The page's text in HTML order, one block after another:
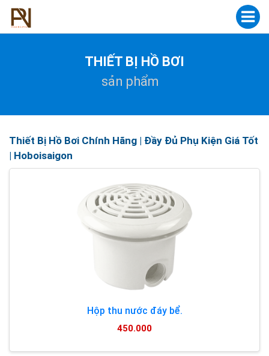
THIẾT BỊ HỒ BƠI
sản phẩm
Thiết Bị Hồ Bơi Chính Hãng | Đầy Đủ Phụ Kiện Giá Tốt
| Hoboisaigon
Hộp thu nước đáy bể.
450.000